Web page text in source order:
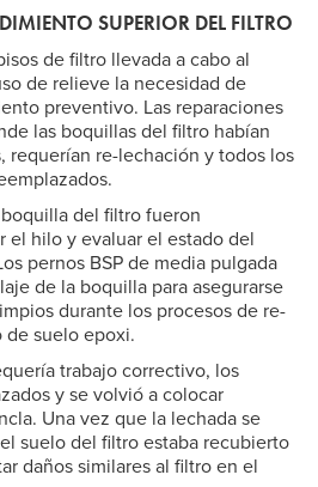
SUPERIOR DEL FILTRO
de filtro llevada a cabo al
de relieve la necesidad de
preventivo. Las reparaciones
las boquillas del filtro habían
requerían re-lechación y todos los
del filtro fueron
el hilo y evaluar el estado del
pernos BSP de media pulgada
de la boquilla para asegurarse
durante los procesos de re-
de suelo epoxi.
trabajo correctivo, los
y se volvió a colocar
Una vez que la lechada se
suelo del filtro estaba recubierto
daños similares al filtro en el